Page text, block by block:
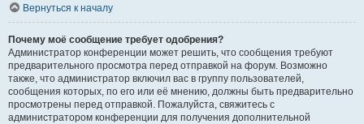
Вернуться к началу
Почему моё сообщение требует одобрения?
Администратор конференции может решить, что сообщения требуют
предварительного просмотра перед отправкой на форум. Возможно
также, что администратор включил вас в группу пользователей,
сообщения которых, по его или её мнению, должны быть предварительно
просмотрены перед отправкой. Пожалуйста, свяжитесь с
администратором конференции для получения дополнительной